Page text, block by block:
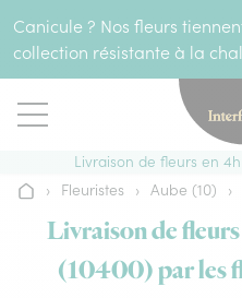
Canicule ? Nos fleurs
collection résistante à la
Livraison de fleurs en
Accueil
› Fleuristes › Aube (10) ›
Livraison de
(10400) par les